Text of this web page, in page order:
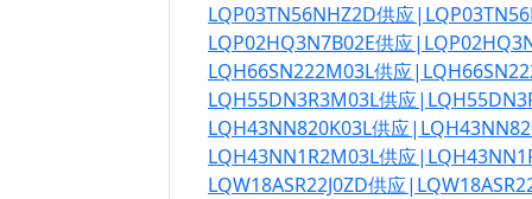
LQP03TN56NHZ2D供应
LQP02HQ3N7B02E供应
LQH66SN222M03L供应
LQH55DN3R3M03L供应
LQH43NN820K03L供应
LQH43NN1R2M03L供应
LQW18ASR22J0ZD供应